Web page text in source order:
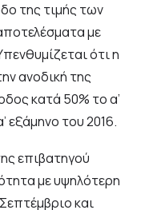
της τιμής των
με
ότι η
ανοδική της
κατά 50% το α’
εξάμηνο του 2016.
επιβατηγού
με υψηλότερη
και